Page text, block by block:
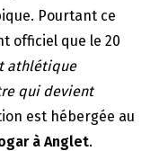
Pourtant ce
officiel que le 20
athlétique
qui devient
est hébergée au
à Anglet.